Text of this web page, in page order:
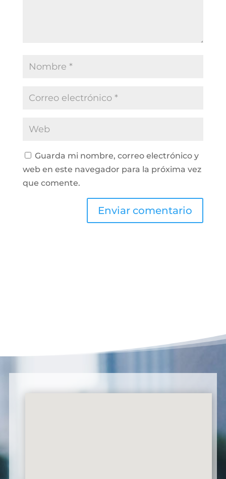
Guarda mi nombre, correo electrónico y
web en este navegador para la próxima vez
que comente.